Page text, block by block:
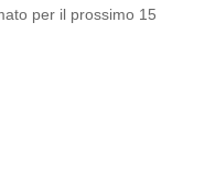
per il prossimo 15